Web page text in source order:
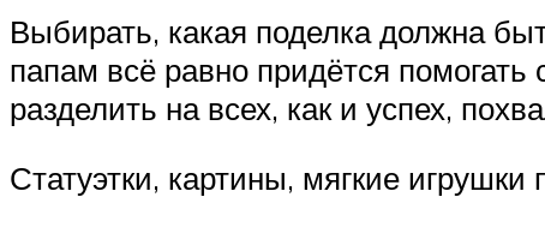
Выбирать, какая поделка должна
папам всё равно придётся
разделить на всех, как и успех,
Статуэтки, картины, мягкие